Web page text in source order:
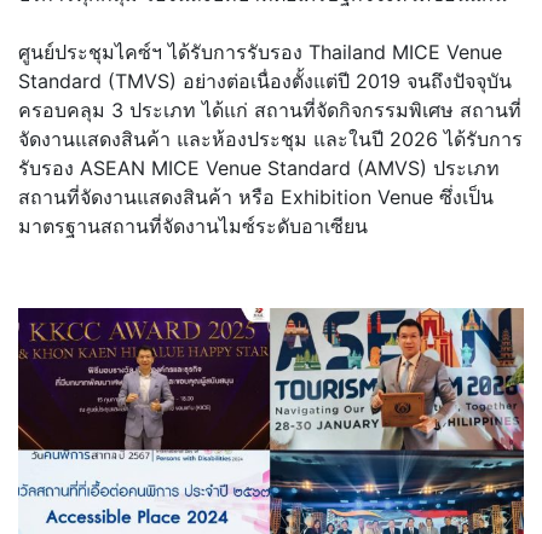
ศูนย์ประชุมไคซ์ฯ ได้รับการรับรอง Thailand MICE Venue
Standard (TMVS) อย่างต่อเนื่องตั้งแต่ปี 2019 จนถึงปัจจุบัน
ครอบคลุม 3 ประเภท ได้แก่ สถานที่จัดกิจกรรมพิเศษ สถานที่
จัดงานแสดงสินค้า และห้องประชุม และในปี 2026 ได้รับการ
รับรอง ASEAN MICE Venue Standard (AMVS) ประเภท
สถานที่จัดงานแสดงสินค้า หรือ Exhibition Venue ซึ่งเป็น
มาตรฐานสถานที่จัดงานไมซ์ระดับอาเซียน